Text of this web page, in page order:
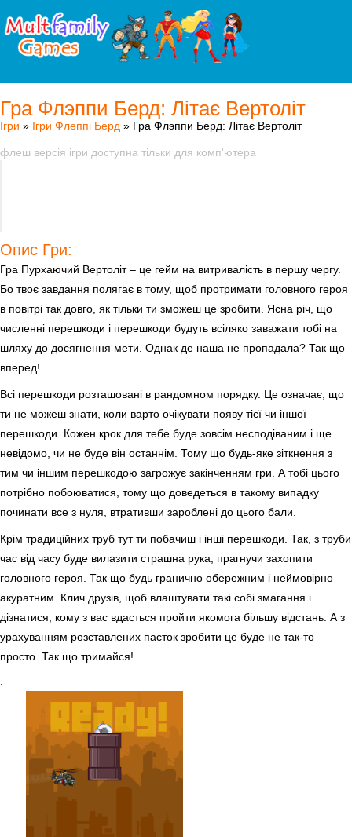
Гра Флэппи Берд: Літає Вертоліт
Ігри » Ігри Флеппі Берд » Гра Флэппи Берд: Літає Вертоліт
флеш версія ігри доступна тільки для комп'ютера
Опис Гри:
Гра Пурхаючий Вертоліт – це гейм на витривалість в першу чергу.
Бо твоє завдання полягає в тому, щоб протримати головного героя
в повітрі так довго, як тільки ти зможеш це зробити. Ясна річ, що
численні перешкоди і перешкоди будуть всіляко заважати тобі на
шляху до досягнення мети. Однак де наша не пропадала? Так що
вперед!
Всі перешкоди розташовані в рандомном порядку. Це означає, що
ти не можеш знати, коли варто очікувати появу тієї чи іншої
перешкоди. Кожен крок для тебе буде зовсім несподіваним і ще
невідомо, чи не буде він останнім. Тому що будь-яке зіткнення з
тим чи іншим перешкодою загрожує закінченням гри. А тобі цього
потрібно побоюватися, тому що доведеться в такому випадку
починати все з нуля, втративши зароблені до цього бали.
Крім традиційних труб тут ти побачиш і інші перешкоди. Так, з труби
час від часу буде вилазити страшна рука, прагнучи захопити
головного героя. Так що будь гранично обережним і неймовірно
акуратним. Клич друзів, щоб влаштувати такі собі змагання і
дізнатися, кому з вас вдасться пройти якомога більшу відстань. А з
урахуванням розставлених пасток зробити це буде не так-то
просто. Так що тримайся!